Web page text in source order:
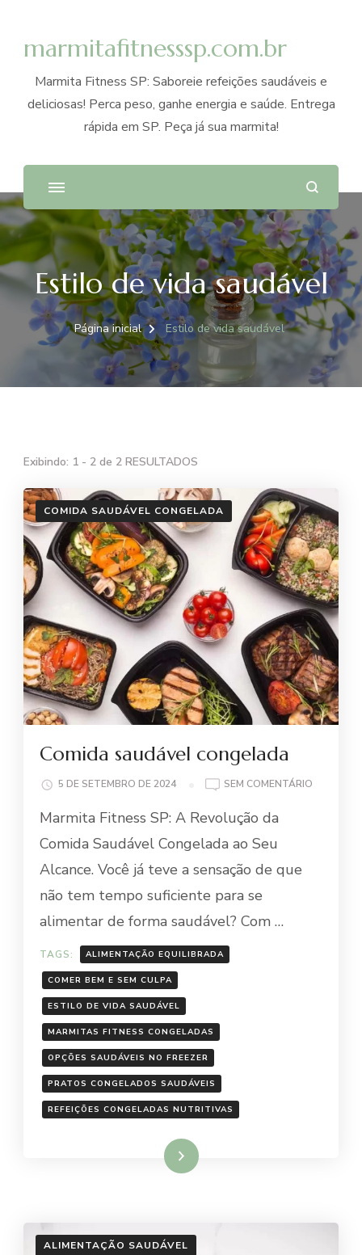
marmitafitnesssp.com.br
Marmita Fitness SP: Saboreie refeições saudáveis e
deliciosas! Perca peso, ganhe energia e saúde. Entrega
rápida em SP. Peça já sua marmita!
Estilo de vida saudável
Página inicial Estilo de vida saudável
Exibindo: 1 - 2 de 2 RESULTADOS
COMIDA SAUDÁVEL CONGELADA
Comida saudável congelada
5 DE SETEMBRO DE 2024 SEM COMENTÁRIO
Marmita Fitness SP: A Revolução da
Comida Saudável Congelada ao Seu
Alcance. Você já teve a sensação de que
não tem tempo suficiente para se
alimentar de forma saudável? Com …
TAGS: ALIMENTAÇÃO EQUILIBRADA
COMER BEM E SEM CULPA
ESTILO DE VIDA SAUDÁVEL
MARMITAS FITNESS CONGELADAS
OPÇÕES SAUDÁVEIS NO FREEZER
PRATOS CONGELADOS SAUDÁVEIS
REFEIÇÕES CONGELADAS NUTRITIVAS
Ler mais
ALIMENTAÇÃO SAUDÁVEL